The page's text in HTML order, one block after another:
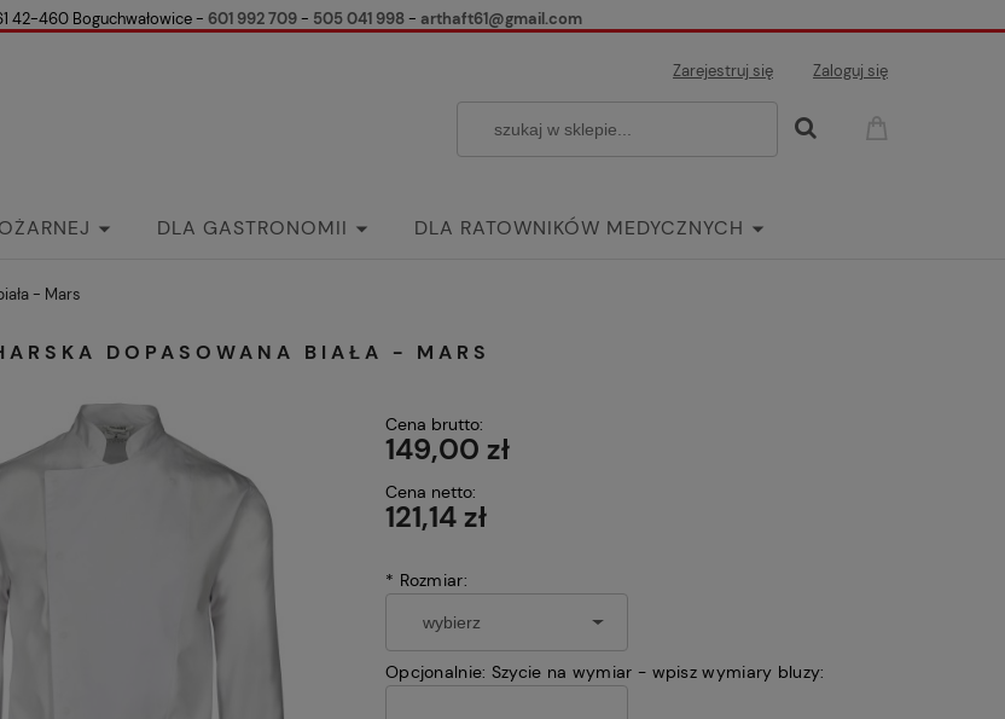
42-460 Boguchwałowice - 601 992 709- 505 041 998- arthaft61@gmail.com
Zarejestruj się Zaloguj się
DLA GASTRONOMII DLA RATOWNIKÓW MEDYCZNYCH
- Mars
DOPASOWANA BIAŁA - MARS
Cena brutto:
149,00 zł
Cena netto:
121,14 zł
* Rozmiar:
Opcjonalnie: Szycie na wymiar - wpisz wymiary bluzy: